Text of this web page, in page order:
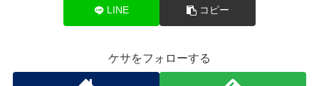
LINE コピー
ケサをフォローする